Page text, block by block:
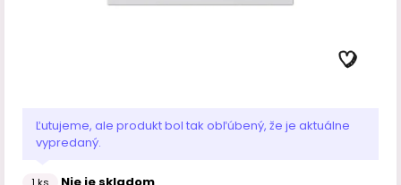
Ľutujeme, ale produkt bol tak obľúbený, že je aktuálne
vypredaný.